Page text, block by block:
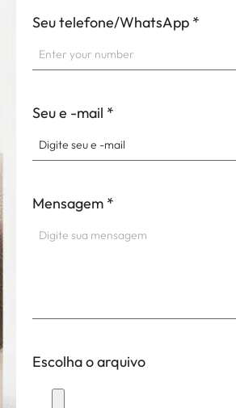
Seu telefone/WhatsApp *
Seu e -mail *
Mensagem *
Escolha o arquivo